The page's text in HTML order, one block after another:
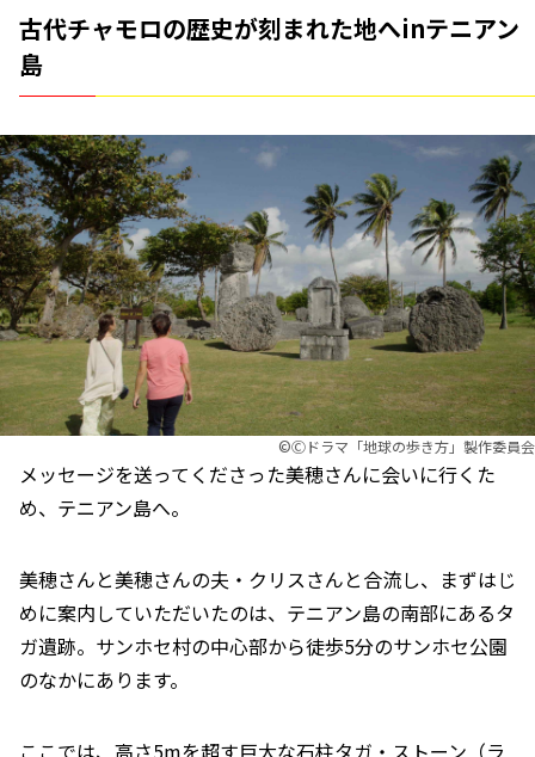
古代チャモロの歴史が刻まれた地へinテニアン
島
©︎Ⓒドラマ「地球の歩き方」製作委員会
メッセージを送ってくださった美穂さんに会いに行くた
め、テニアン島へ。
美穂さんと美穂さんの夫・クリスさんと合流し、まずはじ
めに案内していただいたのは、テニアン島の南部にあるタ
ガ遺跡。サンホセ村の中心部から徒歩5分のサンホセ公園
のなかにあります。
ここでは、高さ5mを超す巨大な石柱タガ・ストーン（ラ